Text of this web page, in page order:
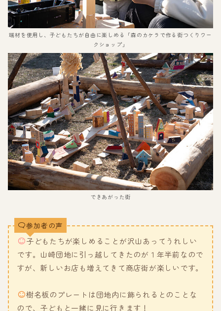
端材を使用し、子どもたちが自由に楽しめる「森のカケラで作る街つくりワー
クショップ」
できあがった街
参加者の声
子どもたちが楽しめることが沢山あってうれしい
です。山崎団地に引っ越してきたのが１年半前なので
すが、新しいお店も増えてきて商店街が楽しいです。
樹名板のプレートは団地内に飾られるとのことな
ので、子どもと一緒に見に行きます！